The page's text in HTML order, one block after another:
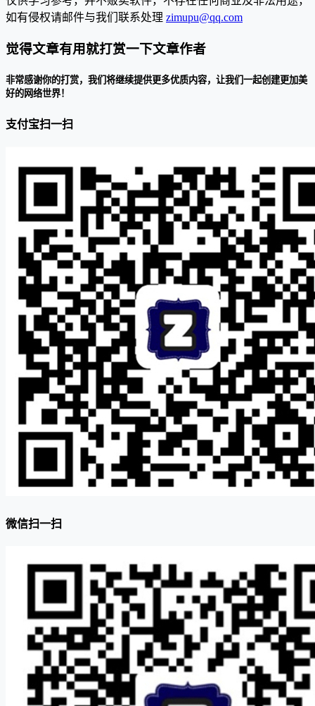
如有侵权请邮件与我们联系处理 zimupu@qq.com
觉得文章有用就打赏一下文章作者
非常感谢你的打赏，我们将继续提供更多优质内容，让我们一起创建更加美
好的网络世界！
支付宝扫一扫
微信扫一扫